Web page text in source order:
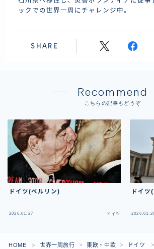
ックでの世界一周にチャレンジ中。
SHARE
Recommend
こちらの記事もどうぞ
ドイツ(ベルリン)
2026.01.27 ドイツ
ドイツ
HOME ＞ 世界一周旅行 ＞ 東欧・中欧 ＞ ドイツ ＞